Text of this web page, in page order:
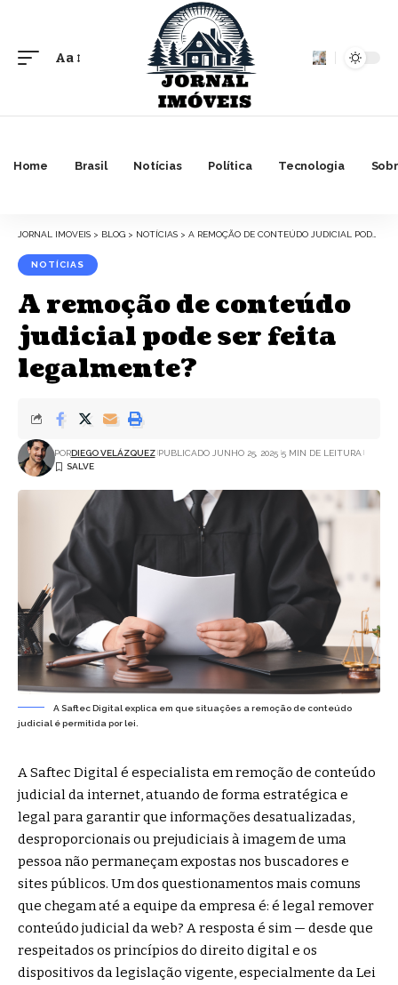
Font
Aa
Home Brasil Notícias Política Tecnologia
JORNAL IMOVEIS > BLOG > NOTÍCIAS > A REMOÇÃO DE CONTEÚDO JUDICIAL PODE SER FEITA LEGALMENTE?
NOTÍCIAS
A remoção de conteúdo
judicial pode ser feita
legalmente?
PORDIEGO VELÁZQUEZ PUBLICADO JUNHO 25, 2025 5 MIN DE LEITURA
A Saftec Digital explica em que situações a remoção de conteúdo
judicial é permitida por lei.
A Saftec Digital é especialista em remoção de conteúdo
judicial da internet, atuando de forma estratégica e
legal para garantir que informações desatualizadas,
desproporcionais ou prejudiciais à imagem de uma
pessoa não permaneçam expostas nos buscadores e
sites públicos. Um dos questionamentos mais comuns
que chegam até a equipe da empresa é: é legal remover
conteúdo judicial da web? A resposta é sim — desde que
respeitados os princípios do direito digital e os
dispositivos da legislação vigente, especialmente da Lei